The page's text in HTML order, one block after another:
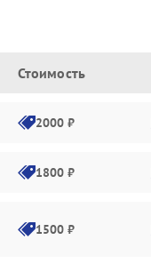
Стоимость
2000 ₽
1800 ₽
1500 ₽